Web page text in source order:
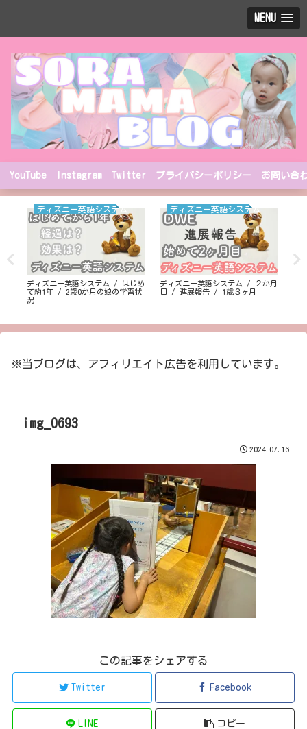
MENU
YouTube Instagram Twitter プライバシーポリシー お問い合
ディズニー英語システム
ディズニー英語システム / はじめ
て約1年 / 2歳0か月の娘の学習状
況
ディズニー英語システム
ディズニー英語システム / ２か月
目 / 進展報告 / 1歳３ヶ月
※当ブログは、アフィリエイト広告を利用しています。
img_0693
2024.07.16
この記事をシェアする
Twitter Facebook
LINE コピー